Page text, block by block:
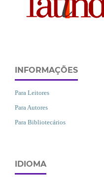
INFORMAÇÕES
Para Leitores
Para Autores
Para Bibliotecários
IDIOMA